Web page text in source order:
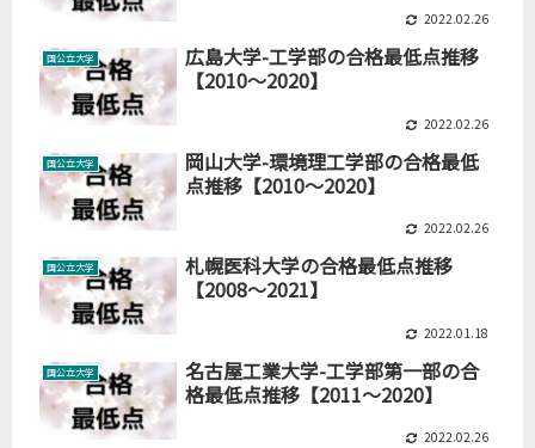
2022.02.26
国公立大学
広島大学-工学部の合格最低点推移
【2010～2020】
2022.02.26
国公立大学
岡山大学-環境理工学部の合格最低
点推移【2010～2020】
2022.02.26
国公立大学
札幌医科大学の合格最低点推移
【2008～2021】
2022.01.18
国公立大学
名古屋工業大学-工学部第一部の合
格最低点推移【2011～2020】
2022.02.26